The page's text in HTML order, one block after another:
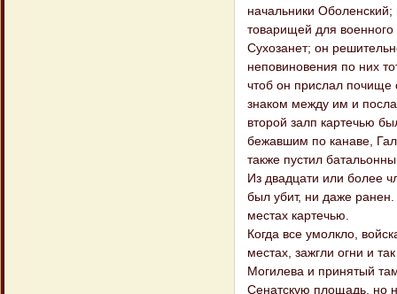
начальники
товарищей для военного
Сухозанет; он
неповиновения по них
чтоб он прислал почище
знаком между им и
второй залп картечью
бежавшим по канаве,
также пустил
Из двадцати или более
был убит, ни даже
местах картечью.
Когда все умолкло,
местах, зажгли огни и
Могилева и принятый
Сенатскую площадь, но